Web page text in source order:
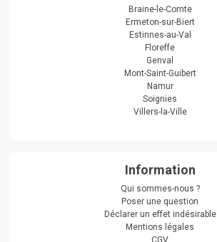
Braine-le-Comte
Ermeton-sur-Biert
Estinnes-au-Val
Floreffe
Genval
Mont-Saint-Guibert
Namur
Soignies
Villers-la-Ville
Information
Qui sommes-nous ?
Poser une question
Déclarer un effet indésirable
Mentions légales